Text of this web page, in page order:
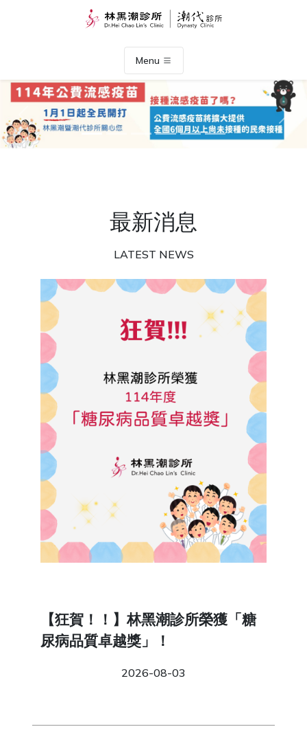
Menu
Previous
最新消息
LATEST NEWS
【狂賀！！】林黑潮診所榮獲「糖
尿病品質卓越獎」！
2026-08-03